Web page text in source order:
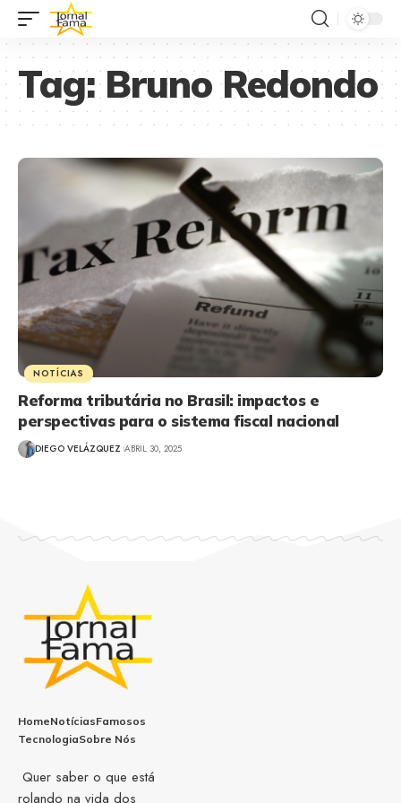
Tag:Bruno Redondo
NOTÍCIAS
Reforma tributária no Brasil: impactos e
perspectivas para o sistema fiscal nacional
DIEGO VELÁZQUEZ ABRIL 30, 2025
HomeNotíciasFamosos
TecnologiaSobre Nós
Quer saber o que está
rolando na vida dos